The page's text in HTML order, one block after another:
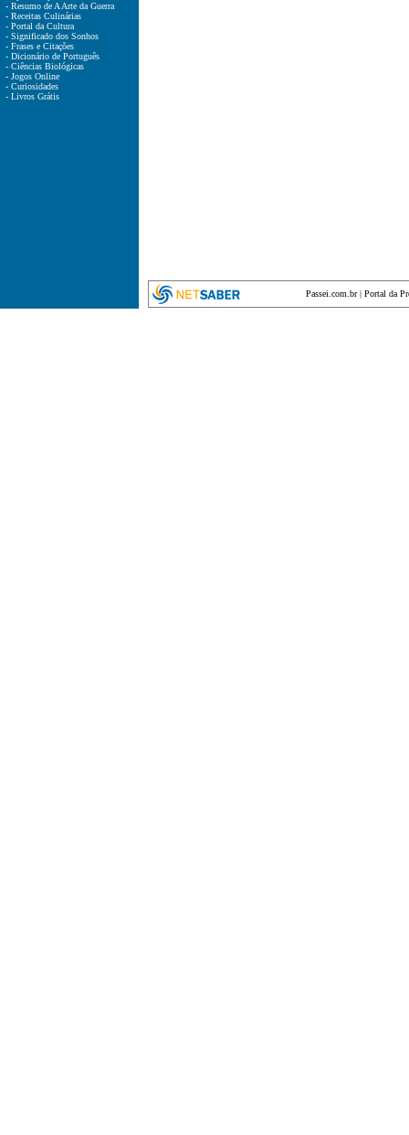
- Resumo de A Arte da Guerra
- Receitas Culinárias
- Portal da Cultura
- Significado dos Sonhos
- Frases e Citações
- Dicionário de Português
- Ciências Biológicas
- Jogos Online
- Curiosidades
- Livros Grátis
Passei.com.br| Portal da